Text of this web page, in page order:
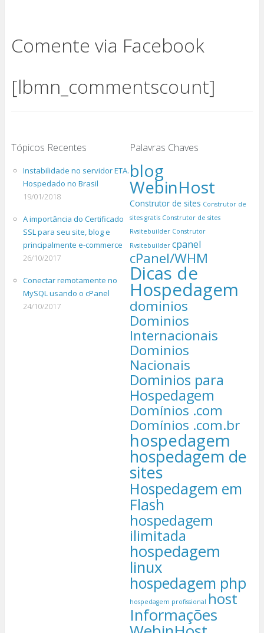
Comente via Facebook
[lbmn_commentscount]
Tópicos Recentes
Instabilidade no servidor ETA.
Hospedado no Brasil
19/01/2018
A importância do Certificado
SSL para seu site, blog e
principalmente e-commerce
26/10/2017
Conectar remotamente no
MySQL usando o cPanel
24/10/2017
Palavras Chaves
blog
WebinHost
Construtor de sites Construtor de
sites gratis Construtor de sites
Rvsitebuilder Construtor
Rvsitebuilder cpanel
cPanel/WHM
Dicas de
Hospedagem
dominios
Dominios
Internacionais
Dominios
Nacionais
Dominios para
Hospedagem
Domínios .com
Domínios .com.br
hospedagem
hospedagem de
sites
Hospedagem em
Flash
hospedagem
ilimitada
hospedagem
linux
hospedagem php
hospedagem profissional host
Informações